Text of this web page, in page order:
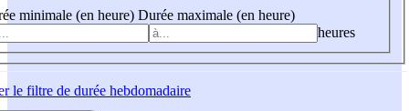
minimale (en heure) Durée maximale (en heure)
heures
le filtre de durée hebdomadaire